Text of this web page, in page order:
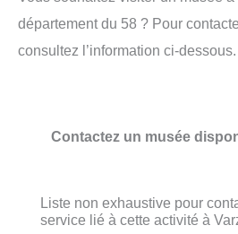
département du 58 ? Pour
consultez l’information ci-dessous.
Contactez un musée
Liste non exhaustive pour
service lié à cette activité à